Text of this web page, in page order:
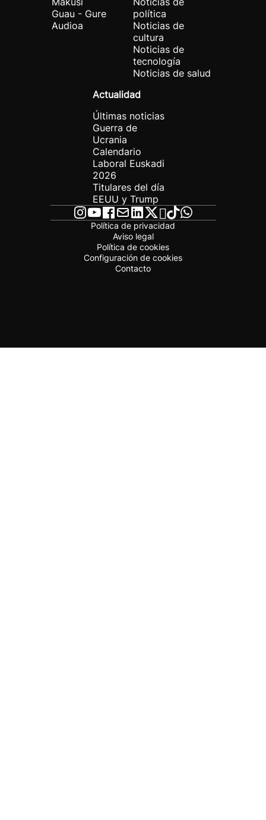
Guau - Gure
Audioa
política
Noticias de
cultura
Noticias de
tecnología
Noticias de salud
Actualidad
Últimas noticias
Guerra de
Ucrania
Calendario
Laboral Euskadi
2026
Titulares del día
EEUU y Trump
Política de privacidad
Aviso legal
Política de cookies
Configuración de cookies
Contacto